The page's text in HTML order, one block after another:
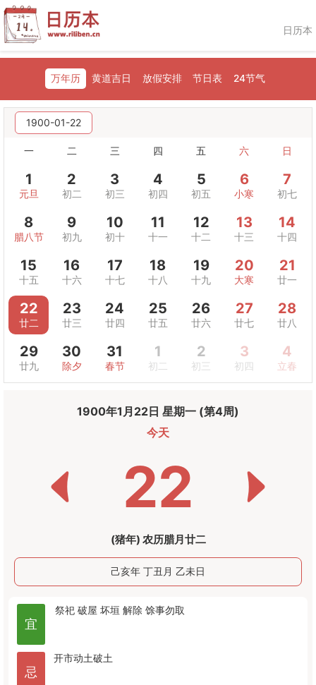
日历本
万年历 黄道吉日 放假安排 节日表 24节气
1900-01-22
一 二 三 四 五 六 日
1
元旦
2
初二
3
初三
4
初四
5
初五
6
小寒
7
初七
8
腊八节
9
初九
10
初十
11
十一
12
十二
13
十三
14
十四
15
十五
16
十六
17
十七
18
十八
19
十九
20
大寒
21
廿一
22
廿二
23
廿三
24
廿四
25
廿五
26
廿六
27
廿七
28
廿八
29
廿九
30
除夕
31
春节
1
初二
2
初三
3
初四
4
立春
1900年1月22日 星期一 (第4周)
今天
22
(猪年) 农历腊月廿二
己亥年 丁丑月 乙未日
宜
祭祀 破屋 坏垣 解除 馀事勿取
忌
开市动土破土